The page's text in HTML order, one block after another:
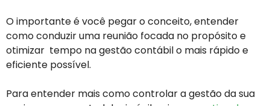
O importante é você pegar o conceito, entender
como conduzir uma reunião focada no propósito e
otimizar tempo na gestão contábil o mais rápido e
eficiente possível.
Para entender mais como controlar a gestão da sua